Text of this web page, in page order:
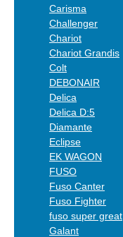
Carisma
Challenger
Chariot
Chariot Grandis
Colt
DEBONAIR
Delica
Delica D:5
Diamante
Eclipse
EK WAGON
FUSO
Fuso Canter
Fuso Fighter
fuso super great
Galant